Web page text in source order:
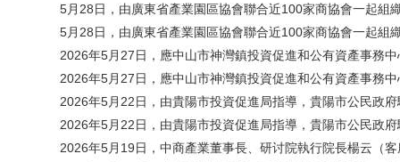
5月28日，由廣東省產業園區協會聯合近100家商協會一起組
5月28日，由廣東省產業園區協會聯合近100家商協會一起組
2026年5月27日，應中山市神灣鎮投資促進和公有資產事務中
2026年5月27日，應中山市神灣鎮投資促進和公有資產事務中
2026年5月22日，由貴陽市投資促進局指導，貴陽市公民政府
2026年5月22日，由貴陽市投資促進局指導，貴陽市公民政府
2026年5月19日，中商產業董事長、研讨院執行院長楊云（客